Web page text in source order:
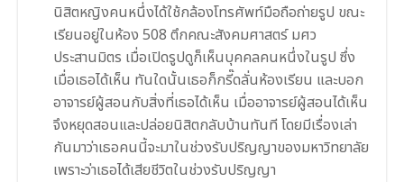
นิสิตหญิงคนหนึ่งได้ใช้กล้องโทรศัพท์มือถือถ่ายรูป ขณะ
เรียนอยู่ในห้อง 508 ตึกคณะสังคมศาสตร์ มศว
ประสานมิตร เมื่อเปิดรูปดูก็เห็นบุคคลคนหนึ่งในรูป ซึ่ง
เมื่อเธอได้เห็น ทันใดนั้นเธอก็กรี๊ดลั่นห้องเรียน และบอก
อาจารย์ผู้สอนกับสิ่งที่เธอได้เห็น เมื่ออาจารย์ผู้สอนได้เห็น
จึงหยุดสอนและปล่อยนิสิตกลับบ้านทันที โดยมีเรื่องเล่า
กันมาว่าเธอคนนี้จะมาในช่วงรับปริญญาของมหาวิทยาลัย
เพราะว่าเธอได้เสียชีวิตในช่วงรับปริญญา